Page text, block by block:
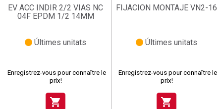
EV ACC INDIR 2/2 VIAS NC
04F EPDM 1/2 14MM
Últimes unitats
Enregistrez-vous pour connaître le
prix!
shopping_cart
FIJACION MONTAJE VN2-16
Últimes unitats
Enregistrez-vous pour connaître le
prix!
shopping_cart